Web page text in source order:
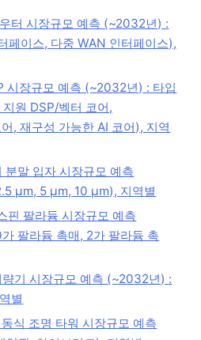
터 시장규모 예측 (~2032년) :
페이스, 다중 WAN 인터페이스),
시장규모 예측 (~2032년) : 타입
원 DSP/벡터 코어,
, 재구성 가능한 AI 코어), 지역
분말 입자 시장규모 예측
μm, 5 μm, 10 μm), 지역별
핀 팔라듐 시장규모 예측
팔라듐 촉매, 2가 팔라듐 촉
기 시장규모 예측 (~2032년) :
별
식 조명 타워 시장규모 예측